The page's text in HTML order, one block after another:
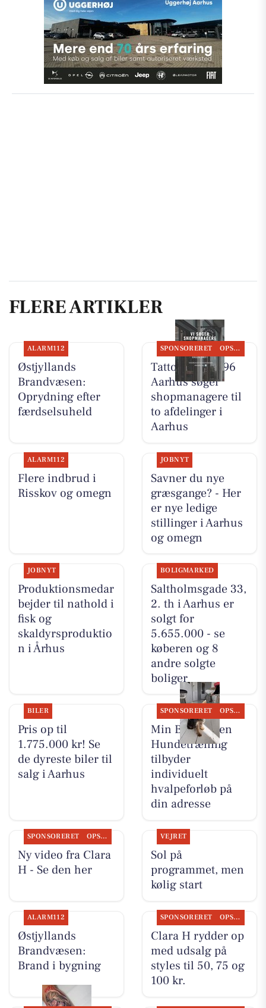
FLERE ARTIKLER
ALARM112
Østjyllands
Brandvæsen:
Oprydning efter
færdselsuheld
SPONSORERET OPSLAGSTAVLEN
Tattoo Studio 96
Aarhus søger
shopmanagere til
to afdelinger i
Aarhus
ALARM112
Flere indbrud i
Risskov og omegn
JOBNYT
Savner du nye
græsgange? - Her
er nye ledige
stillinger i Aarhus
og omegn
JOBNYT
Produktionsmedar
bejder til nathold i
fisk og
skaldyrsproduktio
n i Århus
BOLIGMARKED
Saltholmsgade 33,
2. th i Aarhus er
solgt for
5.655.000 - se
køberen og 8
andre solgte
boliger
BILER
Pris op til
1.775.000 kr! Se
de dyreste biler til
salg i Aarhus
SPONSORERET OPSLAGSTAVLEN
Min Bedste Ven
Hundetræning
tilbyder
individuelt
hvalpeforløb på
din adresse
SPONSORERET OPSLAGSTAVLEN
Ny video fra Clara
H - Se den her
VEJRET
Sol på
programmet, men
kølig start
ALARM112
Østjyllands
Brandvæsen:
Brand i bygning
SPONSORERET OPSLAGSTAVLEN
Clara H rydder op
med udsalg på
styles til 50, 75 og
100 kr.